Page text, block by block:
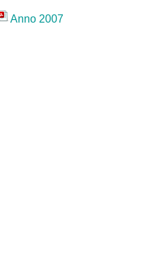
Anno 2007